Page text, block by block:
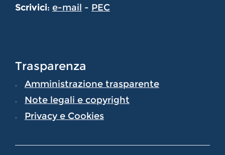
Scrivici: e-mail - PEC
Trasparenza
Amministrazione trasparente
Note legali e copyright
Privacy e Cookies